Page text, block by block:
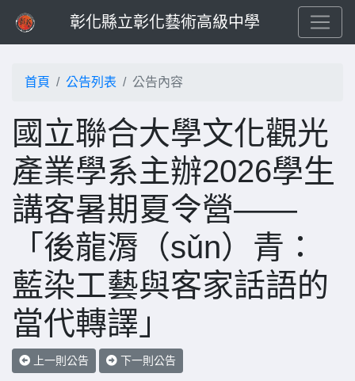
彰化縣立彰化藝術高級中學
首頁 公告列表 公告內容
國立聯合大學文化觀光
產業學系主辦2026學生
講客暑期夏令營——
「後龍漘（sǔn）青：
藍染工藝與客家話語的
當代轉譯」
上一則公告 下一則公告